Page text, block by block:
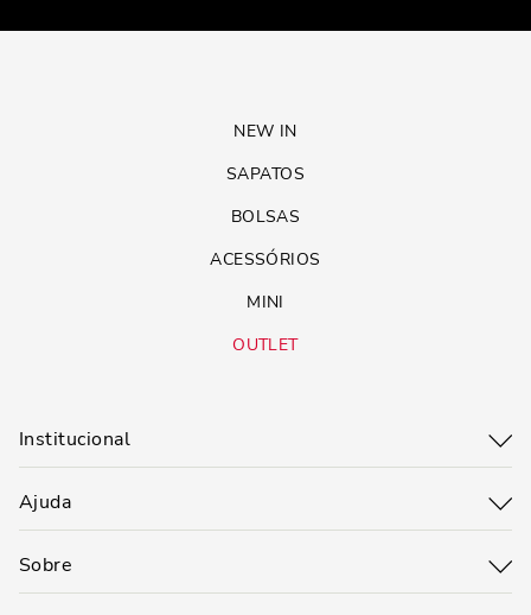
NEW IN
SAPATOS
BOLSAS
ACESSÓRIOS
MINI
OUTLET
Institucional
Ajuda
Sobre